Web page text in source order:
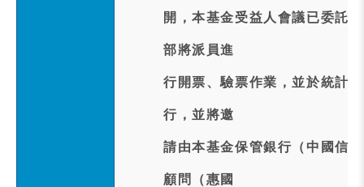
開，本基金受益人會議已委託
部將派員進
行開票、驗票作業，並於統計
行，並將邀
請由本基金保管銀行（中國信
顧問（惠國